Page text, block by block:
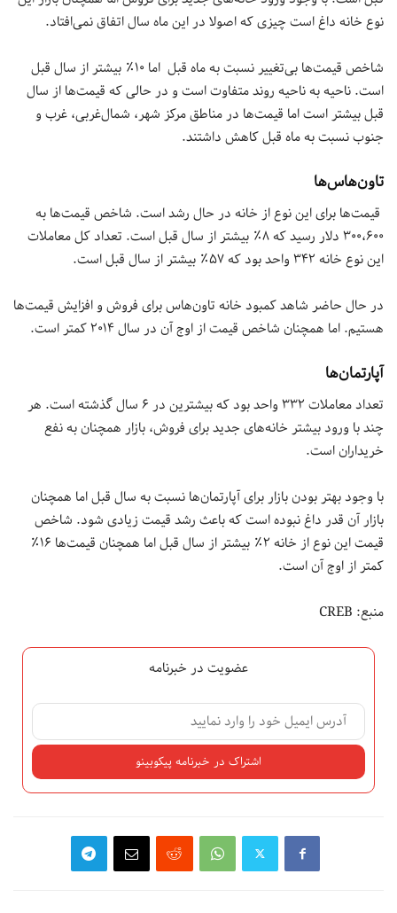
نوع خانه داغ است چیزی که اصولا در این ماه سال اتفاق نمی‌افتاد.
شاخص قیمت‌ها بی‌تغییر نسبت به ماه قبل
اما ۱۰٪ بیشتر از سال قبل
است. ناحیه به ناحیه روند متفاوت است و در حالی که قیمت‌ها از سال
قبل بیشتر است اما قیمت‌ها در مناطق مرکز شهر، شمال‌غربی، غرب و
جنوب نسبت به ماه قبل کاهش داشتند.
تاون‌هاس‌ها
قیمت‌ها برای این نوع از خانه در حال رشد است. شاخص قیمت‌ها به
۳۰۰،۶۰۰ دلار رسید که ۸٪ بیشتر از سال قبل است. تعداد کل معاملات
این نوع خانه ۳۴۲ واحد بود که ۵۷٪ بیشتر از سال قبل است.
در حال حاضر شاهد کمبود خانه تاون‌هاس برای فروش و افزایش قیمت‌ها‌
هستیم. اما همچنان شاخص قیمت از اوج آن در سال ۲۰۱۴ کمتر است.
آپارتمان‌ها
تعداد معاملات ۳۳۲ واحد بود که بیشترین در ۶ سال گذشته است. هر
چند با ورود بیشتر خانه‌های جدید برای فروش، بازار همچنان به نفع
خریداران است.
با وجود بهتر بودن بازار برای آپارتمان‌ها نسبت به سال قبل اما همچنان
بازار آن قدر داغ نبوده است که باعث رشد قیمت زیادی شود. شاخص
قیمت این نوع از خانه ۲٪ بیشتر از سال قبل اما همچنان قیمت‌ها ۱۶٪
کمتر از اوج آن است.
منبع: CREB
عضویت در خبرنامه